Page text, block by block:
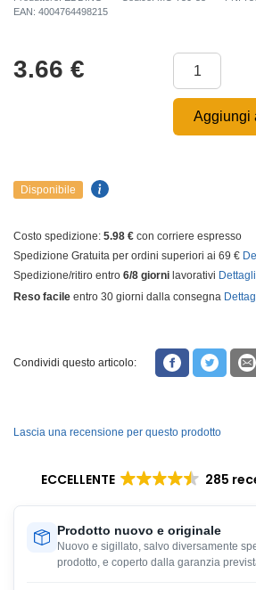
EAN: 4004764498215
3.66 €
Aggiungi
Disponibile
Costo spedizione: 5.98 € con corriere espresso
Spedizione Gratuita per ordini superiori ai 69 €
Spedizione/ritiro entro 6/8 giorni lavorativi Dettagli
Reso facile entro 30 giorni dalla consegna
Condividi questo articolo:
Lascia una recensione per questo prodotto
ECCELLENTE 285
Prodotto nuovo e originale
Nuovo e sigillato, salvo diversamente
prodotto, e coperto dalla garanzia